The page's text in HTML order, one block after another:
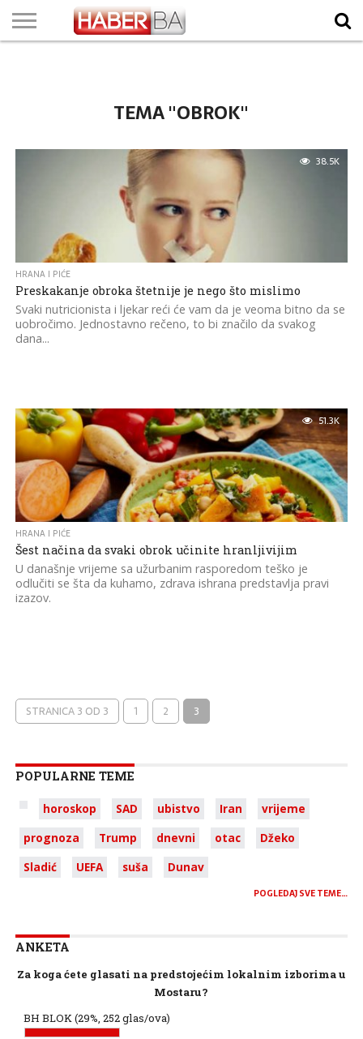
TEMA "OBROK"
38.5K
HRANA I PIĆE
Preskakanje obroka štetnije je nego što mislimo
Svaki nutricionista i ljekar reći će vam da je veoma bitno da se
uobročimo. Jednostavno rečeno, to bi značilo da svakog
dana...
51.3K
HRANA I PIĆE
Šest načina da svaki obrok učinite hranljivijim
U današnje vrijeme sa užurbanim rasporedom teško je
odlučiti se šta da kuhamo, zdrava ishrana predstavlja pravi
izazov.
STRANICA 3 OD 3 1 2 3
POPULARNE TEME
horoskop SAD ubistvo Iran
vrijeme
prognoza
Trump dnevni otac
Džeko
Sladić
UEFA suša Dunav
POGLEDAJ SVE TEME…
ANKETA
Za koga ćete glasati na predstojećim lokalnim izborima u
Mostaru?
BH BLOK(29%, 252 glas/ova)